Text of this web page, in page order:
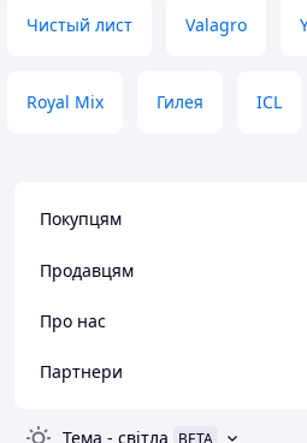
Переваги
Якість товару, оригінальна
Недоліки
Чистый лист Valagro
Royal Mix Гилея ICL
Покупцям
Продавцям
Про нас
Партнери
Тема - світла